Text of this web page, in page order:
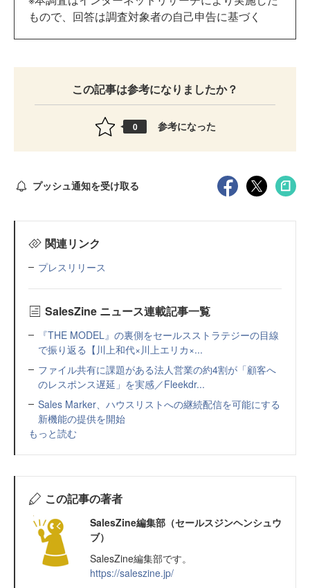
もので、回答は調査対象者の自己申告に基づく
この記事は参考になりましたか？
0 参考になった
プッシュ通知を受け取る
関連リンク
プレスリリース
SalesZine ニュース連載記事一覧
『THE MODEL』の裏側をセールスストラテジーの目線
で振り返る【川上和代×川上エリカ×...
ファイル共有に課題がある法人営業の約4割が「顧客へ
のレスポンス遅延」を実感／Fleekdr...
Sales Marker、ハウスリストへの継続配信を可能にする
新機能の提供を開始
もっと読む
この記事の著者
SalesZine編集部（セールスジンヘンシュウ
ブ）
SalesZine編集部です。
https://saleszine.jp/